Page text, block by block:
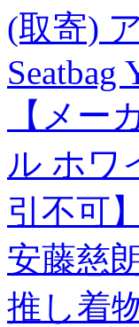
(取寄)
Seatbag
【メー
ル ホワ
引不可
安藤慈
推し着